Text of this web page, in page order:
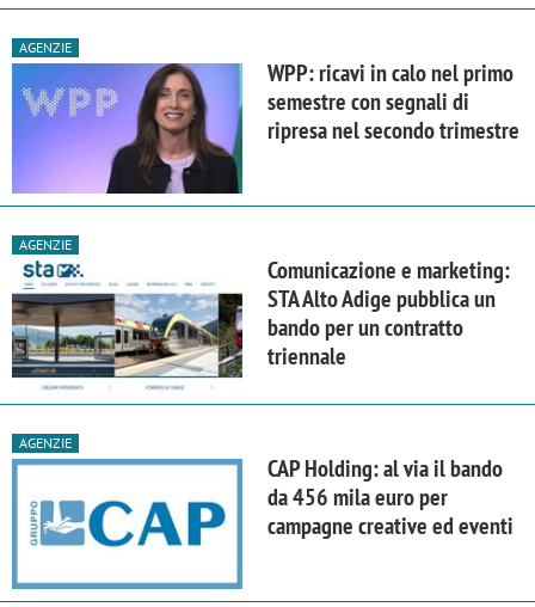
AGENZIE
WPP: ricavi in calo nel primo
semestre con segnali di
ripresa nel secondo trimestre
AGENZIE
Comunicazione e marketing:
STA Alto Adige pubblica un
bando per un contratto
triennale
AGENZIE
CAP Holding: al via il bando
da 456 mila euro per
campagne creative ed eventi